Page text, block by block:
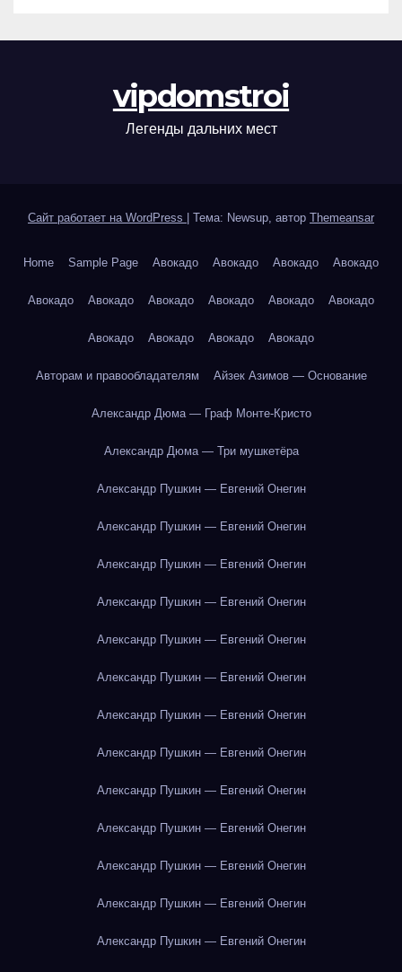
vipdomstroi
Легенды дальних мест
Сайт работает на WordPress Тема: Newsup, автор Themeansar
Home Sample Page Авокадо Авокадо Авокадо Авокадо
Авокадо Авокадо Авокадо Авокадо Авокадо Авокадо
Авокадо Авокадо Авокадо Авокадо
Авторам и правообладателям Айзек Азимов — Основание
Александр Дюма — Граф Монте-Кристо
Александр Дюма — Три мушкетёра
Александр Пушкин — Евгений Онегин
Александр Пушкин — Евгений Онегин
Александр Пушкин — Евгений Онегин
Александр Пушкин — Евгений Онегин
Александр Пушкин — Евгений Онегин
Александр Пушкин — Евгений Онегин
Александр Пушкин — Евгений Онегин
Александр Пушкин — Евгений Онегин
Александр Пушкин — Евгений Онегин
Александр Пушкин — Евгений Онегин
Александр Пушкин — Евгений Онегин
Александр Пушкин — Евгений Онегин
Александр Пушкин — Евгений Онегин